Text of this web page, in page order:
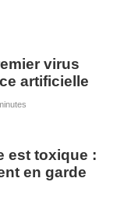
virus
artificielle
est toxique :
en garde